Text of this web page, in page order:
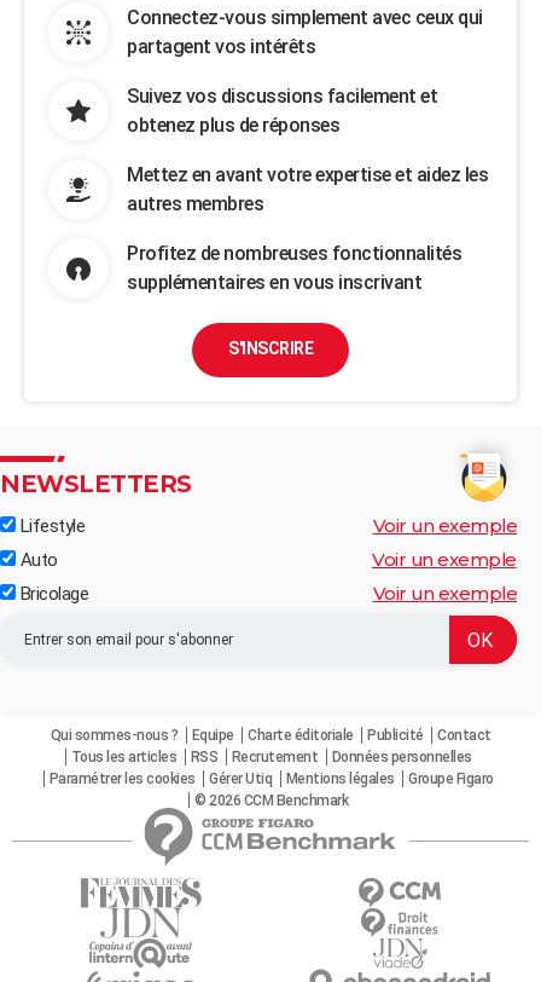
Connectez-vous simplement avec ceux qui
partagent vos intérêts
Suivez vos discussions facilement et
obtenez plus de réponses
Mettez en avant votre expertise et aidez les
autres membres
Profitez de nombreuses fonctionnalités
supplémentaires en vous inscrivant
S'INSCRIRE
NEWSLETTERS
Lifestyle Voir un exemple
Auto Voir un exemple
Bricolage Voir un exemple
Qui sommes-nous ? Equipe Charte éditoriale Publicité
Contact
Tous les articles
RSS Recrutement
Données personnelles
Paramétrer les cookies
Gérer Utiq Mentions légales
Groupe Figaro
© 2026 CCM Benchmark